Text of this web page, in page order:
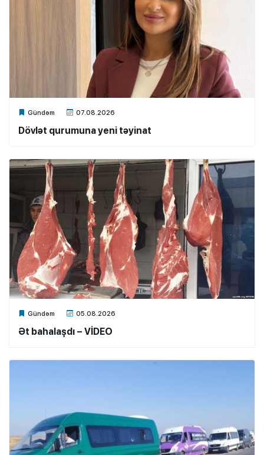
Gündəm 07.08.2026
Xalq.Online
Dövlət qurumuna yeni təyinat
Gündəm 05.08.2026
Xalq.Online
Ət bahalaşdı – VİDEO